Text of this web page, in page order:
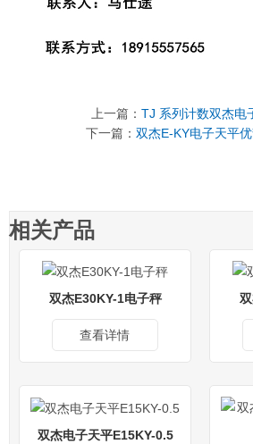
上一篇： TJ 系列计数双杰电
下一篇： 双杰E-KY电子天平
相关产品
双杰E30KY-1电子秤
查看详情
双杰电子天平E15KY-0.5